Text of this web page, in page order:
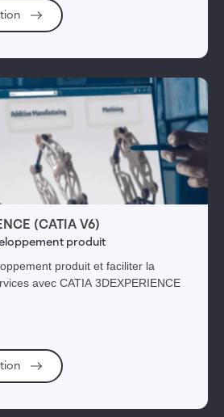
(CATIA V6)
produit
produit et faciliter la
avec CATIA 3DEXPERIENCE